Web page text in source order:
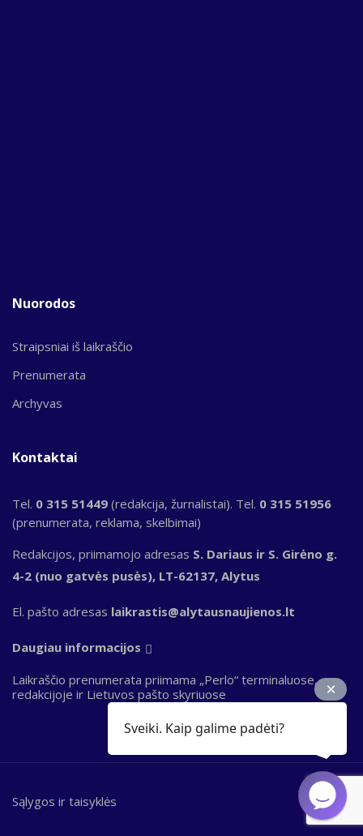
Nuorodos
Straipsniai iš laikraščio
Prenumerata
Archyvas
Kontaktai
Tel. 0 315 51449 (redakcija, žurnalistai). Tel. 0 315 51956
(prenumerata, reklama, skelbimai)
Redakcijos, priimamojo adresas S. Dariaus ir S. Girėno g.
4-2 (nuo gatvės pusės), LT-62137, Alytus
El. pašto adresas laikrastis@alytausnaujienos.lt
Daugiau informacijos
Laikraščio prenumerata priimama „Perlo“ terminaluose,
redakcijoje ir Lietuvos pašto skyriuose
Bottom
Sąlygos ir taisyklės
Sveiki. Kaip galime padėti?